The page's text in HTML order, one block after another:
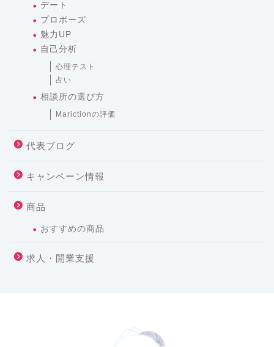
デート
プロポーズ
魅力UP
自己分析
心理テスト
占い
相談所の選び方
Marictionの評価
代表ブログ
キャンペーン情報
商品
おすすめの商品
求人・開業支援